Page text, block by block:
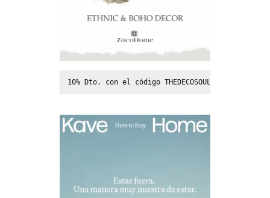
10% Dto. con el código THEDECOSOUL